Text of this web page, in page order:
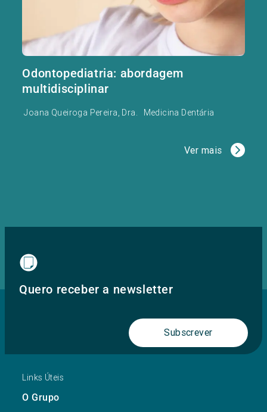
Odontopediatria: abordagem
multidisciplinar
Joana Queiroga Pereira, Dra. Medicina Dentária
Ver mais
Quero receber a newsletter
Subscrever
Links Úteis
O Grupo